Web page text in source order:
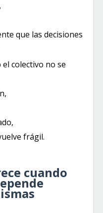
que las decisiones
colectivo no se
frágil.
cuando